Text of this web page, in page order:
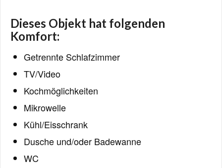
Dieses Objekt hat folgenden
Komfort:
Getrennte Schlafzimmer
TV/Video
Kochmöglichkeiten
Mikrowelle
Kühl/Eisschrank
Dusche und/oder Badewanne
WC